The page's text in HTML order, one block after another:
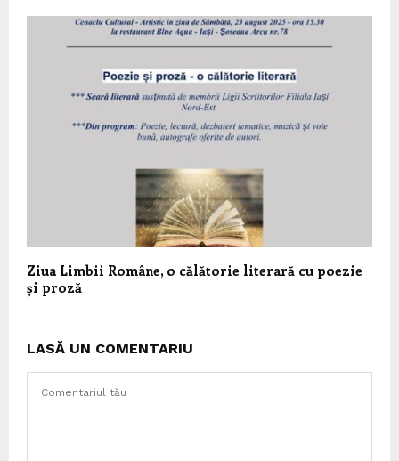
Ziua Limbii Române, o călătorie literară cu poezie
și proză
LASĂ UN COMENTARIU